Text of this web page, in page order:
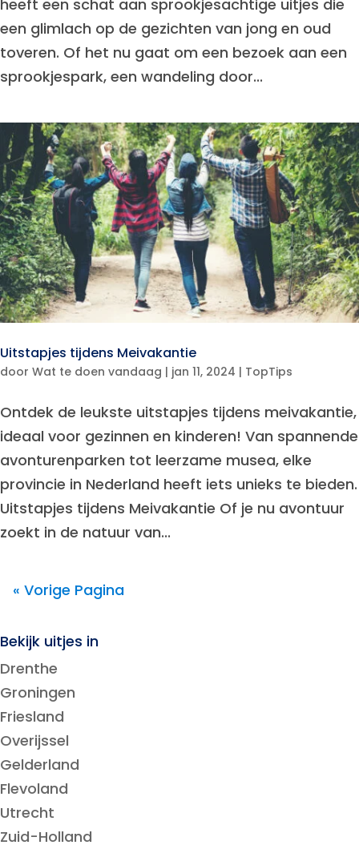
heeft een schat aan sprookjesachtige uitjes die
een glimlach op de gezichten van jong en oud
toveren. Of het nu gaat om een bezoek aan een
sprookjespark, een wandeling door...
Uitstapjes tijdens Meivakantie
door Wat te doen vandaag | jan 11, 2024 | TopTips
Ontdek de leukste uitstapjes tijdens meivakantie,
ideaal voor gezinnen en kinderen! Van spannende
avonturenparken tot leerzame musea, elke
provincie in Nederland heeft iets unieks te bieden.
Uitstapjes tijdens Meivakantie Of je nu avontuur
zoekt in de natuur van...
« Vorige Pagina
Bekijk uitjes in
Drenthe
Groningen
Friesland
Overijssel
Gelderland
Flevoland
Utrecht
Zuid-Holland